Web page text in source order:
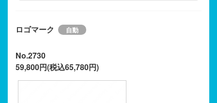
ロゴマーク
No.2730
59,800円(税込65,780円)